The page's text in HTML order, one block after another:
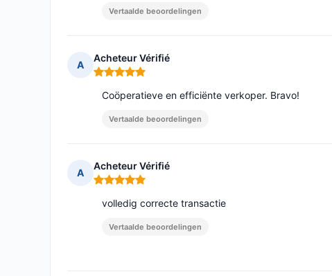
Vertaalde beoordelingen
A
Acheteur Vérifié
Opmerking: 5 van 5
Coöperatieve en efficiënte verkoper. Bravo!
Vertaalde beoordelingen
A
Acheteur Vérifié
Opmerking: 5 van 5
volledig correcte transactie
Vertaalde beoordelingen